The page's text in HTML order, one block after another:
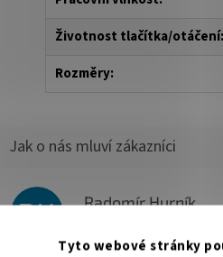
Tyto webové stránky
Životnost tlačítka/otáčení:
Rozměry:
RH Radomír Hurník